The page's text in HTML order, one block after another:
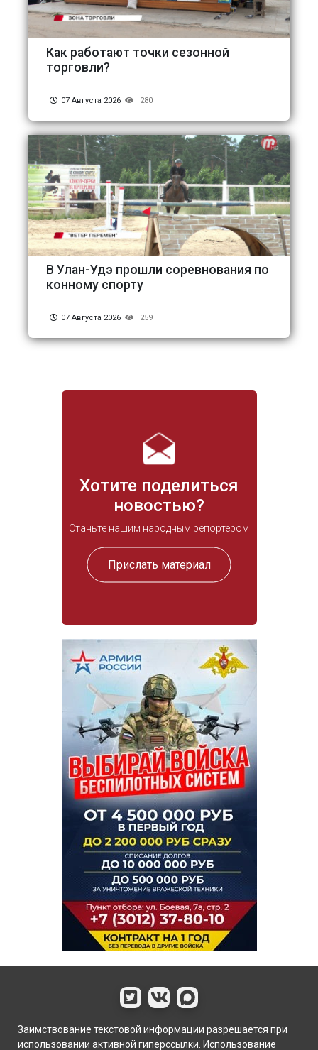
Хотите поделиться
новостью?
Станьте нашим народным репортером
Прислать материал
Как работают точки сезонной
торговли?
07 Августа 2026 280
В Улан-Удэ прошли соревнования по
конному спорту
07 Августа 2026 259
Заимствование текстовой информации разрешается при
использовании активной гиперссылки. Использование